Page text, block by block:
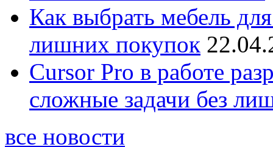
Как выбрать мебель
лишних покупок
Cursor Pro в работе
сложные задачи без
все новости